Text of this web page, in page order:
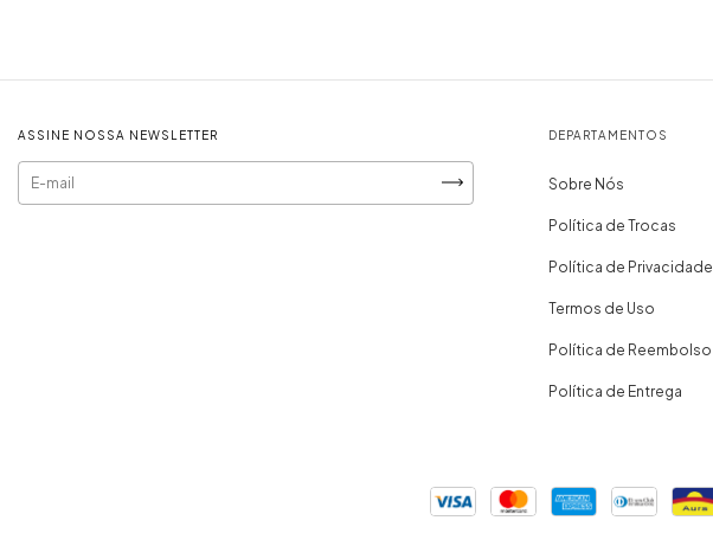
ASSINE NOSSA NEWSLETTER DEPARTAMENTOS
Sobre Nós
Política de Trocas
Política de Privacidade
Termos de Uso
Política de Reembolso
Política de Entrega